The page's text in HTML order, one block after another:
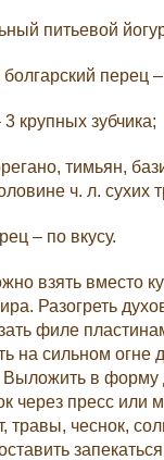
питьевой
перец
крупных зубчика;
тимьян,
ч. л. сухих
– по вкусу.
взять вместо
Разогреть
филе
на сильном огне
Выложить в форму
через пресс или
травы, чеснок,